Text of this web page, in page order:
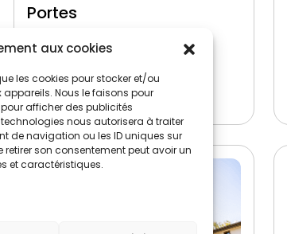
aux cookies
les cookies pour stocker et/ou
Nous le faisons pour
afficher des publicités
nous autorisera à traiter
de navigation ou les ID uniques sur
retirer son consentement peut avoir un
et caractéristiques.
Portes
Double et triple vitrage
performant
Pose certifiée étanche d'air